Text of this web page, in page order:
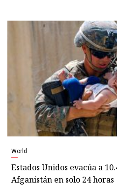
World
Estados Unidos evacúa a
Afganistán en solo 24 horas